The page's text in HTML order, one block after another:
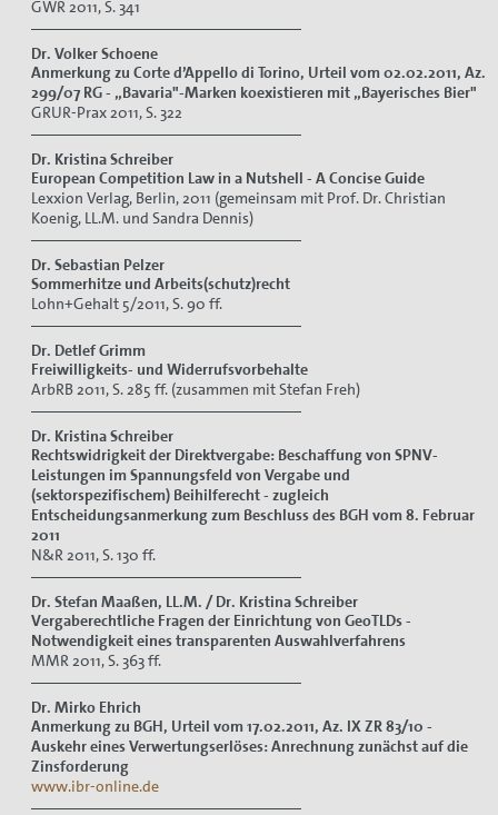
GWR 2011, S. 341
Dr. Volker Schoene
Anmerkung zu Corte d’Appello di Torino, Urteil vom 02.02.2011, Az.
299/07 RG - „Bavaria"-Marken koexistieren mit „Bayerisches Bier"
GRUR-Prax 2011, S. 322
Dr. Kristina Schreiber
European Competition Law in a Nutshell - A Concise Guide
Lexxion Verlag, Berlin, 2011 (gemeinsam mit Prof. Dr. Christian
Koenig, LL.M. und Sandra Dennis)
Dr. Sebastian Pelzer
Sommerhitze und Arbeits(schutz)recht
Lohn+Gehalt 5/2011, S. 90 ff.
Dr. Detlef Grimm
Freiwilligkeits- und Widerrufsvorbehalte
ArbRB 2011, S. 285 ff. (zusammen mit Stefan Freh)
Dr. Kristina Schreiber
Rechtswidrigkeit der Direktvergabe: Beschaffung von SPNV-
Leistungen im Spannungsfeld von Vergabe und
(sektorspezifischem) Beihilferecht - zugleich
Entscheidungsanmerkung zum Beschluss des BGH vom 8. Februar
2011
N&R 2011, S. 130 ff.
Dr. Stefan Maaßen, LL.M. / Dr. Kristina Schreiber
Vergaberechtliche Fragen der Einrichtung von GeoTLDs -
Notwendigkeit eines transparenten Auswahlverfahrens
MMR 2011, S. 363 ff.
Dr. Mirko Ehrich
Anmerkung zu BGH, Urteil vom 17.02.2011, Az. IX ZR 83/10 -
Auskehr eines Verwertungserlöses: Anrechnung zunächst auf die
Zinsforderung
www.ibr-online.de